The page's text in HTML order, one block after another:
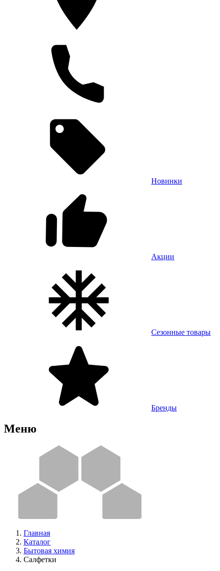
Новинки
Акции
Сезонные товары
Бренды
Меню
Главная
Каталог
Бытовая химия
Салфетки